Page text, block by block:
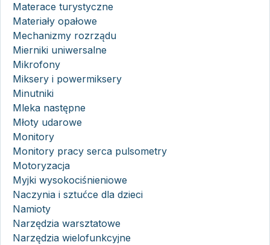
Materace turystyczne
Materiały opałowe
Mechanizmy rozrządu
Mierniki uniwersalne
Mikrofony
Miksery i powermiksery
Minutniki
Mleka następne
Młoty udarowe
Monitory
Monitory pracy serca pulsometry
Motoryzacja
Myjki wysokociśnieniowe
Naczynia i sztućce dla dzieci
Namioty
Narzędzia warsztatowe
Narzędzia wielofunkcyjne